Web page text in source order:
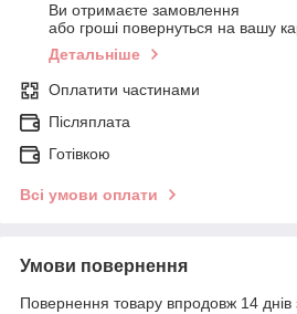
Ви отримаєте замовлення
або гроші повернуться на вашу
Детальніше
Оплатити частинами
Післяплата
Готівкою
Всі умови оплати
Умови повернення
Повернення товару впродовж 14 днів